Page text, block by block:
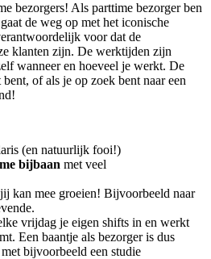
bezorgers! Als parttime bezorger ben
de weg op met het iconische
voor dat de
klanten zijn. De werktijden zijn
wanneer en hoeveel je werkt. De
of als je op zoek bent naar een
(en natuurlijk fooi!)
bijbaan met veel
kan mee groeien! Bijvoorbeeld naar
vrijdag je eigen shifts in en werkt
Een baantje als bezorger is dus
bijvoorbeeld een studie